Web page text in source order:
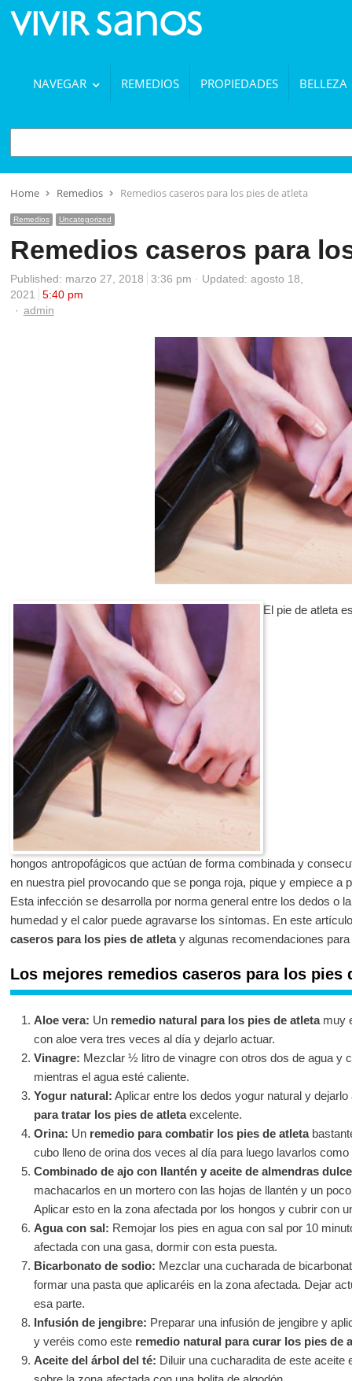
NAVEGAR REMEDIOS PROPIEDADES BELLEZA
BUSCAR
Home Remedios Remedios caseros para los pies de atleta
Remedios Uncategorized
Remedios caseros para
Published: marzo 27, 2018 3:36 pm
Updated: agosto 18,
2021
5:40 pm
Author
admin
El pie de atleta
hongos antropofágicos que actúan de forma combinada y
en nuestra piel provocando que se ponga roja, pique y empiece a
Esta infección se desarrolla por norma general entre los dedos o
humedad y el calor puede agravarse los síntomas. En este
caseros para los pies de atletay algunas recomendaciones para
Los mejores remedios caseros para los pies
Aloe vera: Un remedio natural para los pies de atletamuy
con aloe vera tres veces al día y dejarlo actuar.
Vinagre: Mezclar ½ litro de vinagre con otros dos de agua y
mientras el agua esté caliente.
Yogur natural: Aplicar entre los dedos yogur natural y
para tratar los pies de atletaexcelente.
Orina: Un remedio para combatir los pies de atleta
cubo lleno de orina dos veces al día para luego lavarlos
Combinado de ajo con llantén y aceite de almendras
machacarlos en un mortero con las hojas de llantén y un
Aplicar esto en la zona afectada por los hongos y cubrir con
Agua con sal: Remojar los pies en agua con sal por 10
afectada con una gasa, dormir con esta puesta.
Bicarbonato de sodio: Mezclar una cucharada de
formar una pasta que aplicaréis en la zona afectada. Dejar
esa parte.
Infusión de jengibre: Preparar una infusión de jengibre y
y veréis como este remedio natural para curar los pies de
Aceite del árbol del té: Diluir una cucharadita de este aceite